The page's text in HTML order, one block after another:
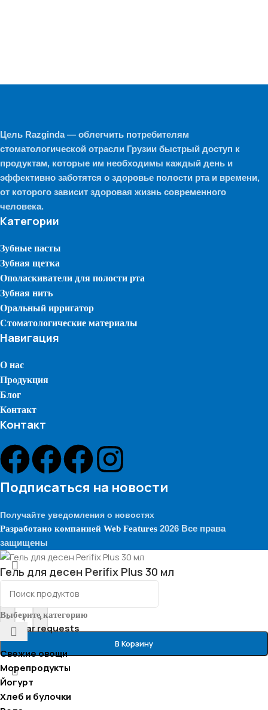
Цель Razginda — облегчить потребителям
стоматологической отрасли Грузии быстрый доступ к
продуктам, которые им необходимы каждый день и
эффективно заботятся о здоровье полости рта и времени,
от которого зависит здоровая жизнь современного
человека.
Категории
Зубные пасты
Зубная щетка
Ополаскиватели для полости рта
Зубная нить
Оральный ирригатор
Стоматологические материалы
Навигация
О нас
Продукция
Блог
Контакт
Контакт
Подписаться на новости
Получайте уведомления о новостях
Разработано компанией Web Features 2026 Все права
защищены
Выберите категорию
Popular requests
Свежие овощи
Морепродукты
Йогурт
Хлеб и булочки
Гель для десен Perifix Plus 30 мл
40.00₾
- +
В Корзину